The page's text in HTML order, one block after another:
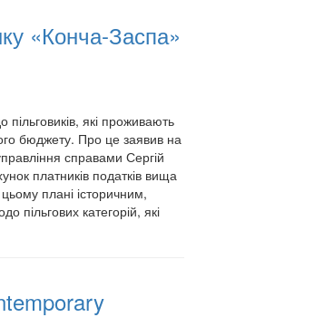
«Конча-Заспа»
які проживають
бюджету. Про це заявив на
справами Сергій
платників податків вища
плані історичним,
пільгових категорій, які